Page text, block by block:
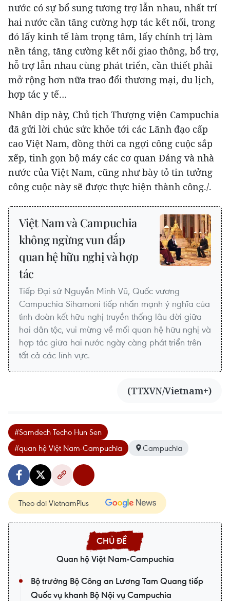
nước có sự bổ sung tương trợ lẫn nhau, nhất trí
hai nước cần tăng cường hợp tác kết nối, trong
đó lấy kinh tế làm trọng tâm, lấy chính trị làm
nền tảng, tăng cường kết nối giao thông, bổ trợ,
hỗ trợ lẫn nhau cùng phát triển, cần thiết phải
mở rộng hơn nữa trao đổi thương mại, du lịch,
hợp tác y tế…
Nhân dịp này, Chủ tịch Thượng viện Campuchia
đã gửi lời chúc sức khỏe tới các Lãnh đạo cấp
cao Việt Nam, đồng thời ca ngợi công cuộc sắp
xếp, tinh gọn bộ máy các cơ quan Đảng và nhà
nước của Việt Nam, cũng như bày tỏ tin tưởng
công cuộc này sẽ được thực hiện thành công./.
Việt Nam và Campuchia
không ngừng vun đắp
quan hệ hữu nghị và hợp
tác
Tiếp Đại sứ Nguyễn Minh Vũ, Quốc vương
Campuchia Sihamoni tiếp nhấn mạnh ý nghĩa của
tình đoàn kết hữu nghị truyền thống lâu đời giữa
hai dân tộc, vui mừng về mối quan hệ hữu nghị và
hợp tác giữa hai nước ngày càng phát triển trên
tất cả các lĩnh vực.
(TTXVN/Vietnam+)
#Samdech Techo Hun Sen
#quan hệ Việt Nam-Campuchia
Campuchia
Theo dõi VietnamPlus
Quan hệ Việt Nam-Campuchia
Bộ trưởng Bộ Công an Lương Tam Quang tiếp
Quốc vụ khanh Bộ Nội vụ Campuchia